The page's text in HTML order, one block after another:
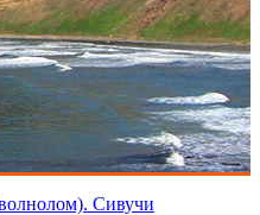
Сивучи